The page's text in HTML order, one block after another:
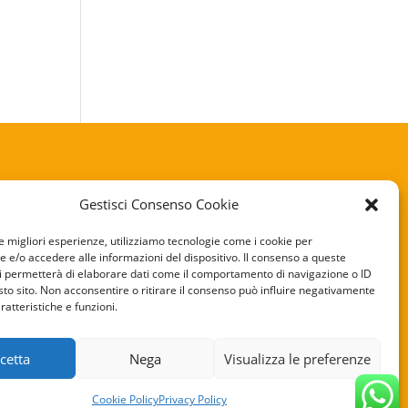
Gestisci Consenso Cookie
migliori esperienze, utilizziamo tecnologie come i cookie per
e/o accedere alle informazioni del dispositivo. Il consenso a queste
permetterà di elaborare dati come il comportamento di navigazione o ID
sito. Non acconsentire o ritirare il consenso può influire negativamente
e funzioni.
Nega Visualizza le preferenze
Cookie PolicyPrivacy Policy
POLICY